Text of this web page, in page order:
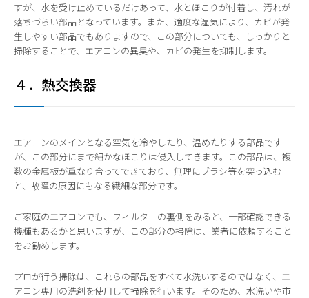
すが、水を受け止めているだけあって、水とほこりが付着し、汚れが
落ちづらい部品となっています。また、適度な湿気により、カビが発
生しやすい部品でもありますので、この部分についても、しっかりと
掃除することで、エアコンの異臭や、カビの発生を抑制します。
４．熱交換器
エアコンのメインとなる空気を冷やしたり、温めたりする部品です
が、この部分にまで細かなほこりは侵入してきます。この部品は、複
数の金属板が重なり合ってできており、無理にブラシ等を突っ込む
と、故障の原因にもなる繊細な部分です。
ご家庭のエアコンでも、フィルターの裏側をみると、一部確認できる
機種もあるかと思いますが、この部分の掃除は、業者に依頼すること
をお勧めします。
プロが行う掃除は、これらの部品をすべて水洗いするのではなく、エ
アコン専用の洗剤を使用して掃除を行います。そのため、水洗いや市